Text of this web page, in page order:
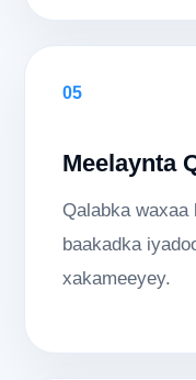
05
Meelaynta
Qalabka
baakadka
xakameeyey.